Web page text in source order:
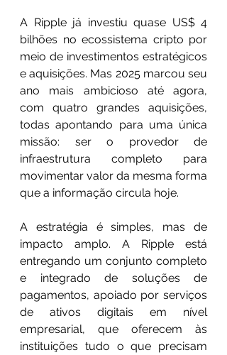
A Ripple já investiu quase US$ 4
bilhões no ecossistema cripto por
meio de investimentos estratégicos
e aquisições. Mas 2025 marcou seu
ano mais ambicioso até agora,
com quatro grandes aquisições,
todas apontando para uma única
missão: ser o provedor de
infraestrutura completo para
movimentar valor da mesma forma
que a informação circula hoje.
A estratégia é simples, mas de
impacto amplo. A Ripple está
entregando um conjunto completo
e integrado de soluções de
pagamentos, apoiado por serviços
de ativos digitais em nível
empresarial, que oferecem às
instituições tudo o que precisam